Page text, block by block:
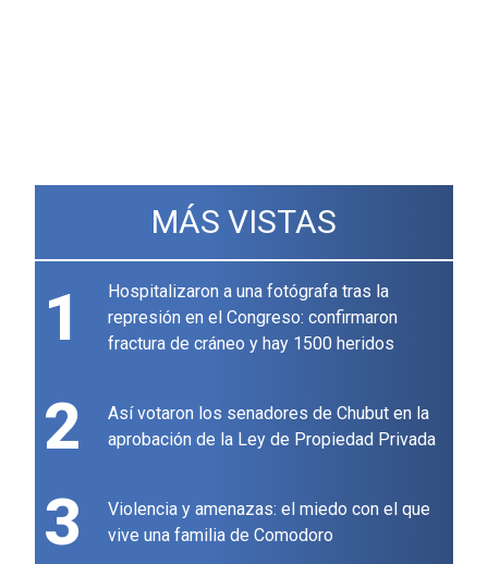
MÁS VISTAS
1
Hospitalizaron a una fotógrafa tras la
represión en el Congreso: confirmaron
fractura de cráneo y hay 1500 heridos
2
Así votaron los senadores de Chubut en la
aprobación de la Ley de Propiedad Privada
3
Violencia y amenazas: el miedo con el que
vive una familia de Comodoro